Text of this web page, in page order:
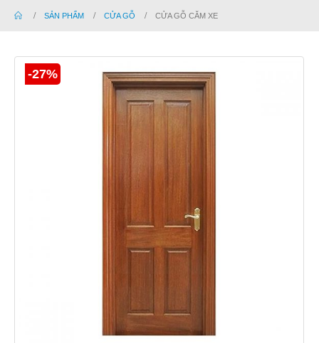
SẢN PHẨM CỬA GỖ CỬA GỖ CĂM XE
-27%